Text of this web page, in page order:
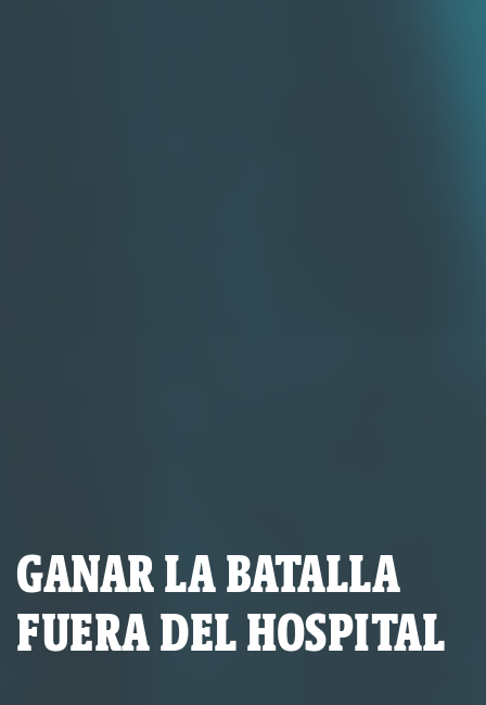
GANAR LA BATALLA
FUERA DEL HOSPITAL